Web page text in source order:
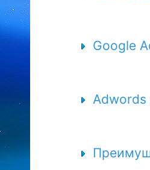
Google
Adwords